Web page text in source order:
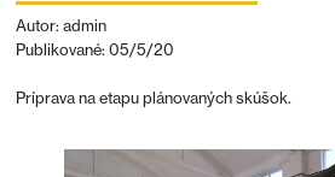
Autor: admin
Publikované: 05/5/20
Príprava na etapu plánovaných skúšok.